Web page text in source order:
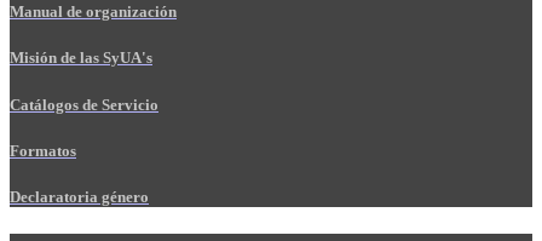
Manual de organización
Misión de las SyUA's
Catálogos de Servicio
Formatos
Declaratoria género